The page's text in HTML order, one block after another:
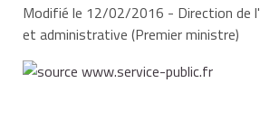
Modifié le 12/02/2016 - Direction de
et administrative (Premier ministre)